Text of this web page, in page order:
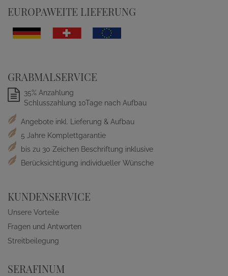
EUROPAWEITE LIEFERUNG
GRABMALSERVICE
35% Anzahlung
Schlusszahlung 10Tage nach Aufbau
Angebote inkl. Lieferung & Aufbau
5 Jahre Komplettgarantie
bis zu 30 Zeichen Beschriftung inklusive
Berücksichtigung individueller Wünsche
KUNDENSERVICE
Unsere Vorteile
Fragen und Antworten
Streitbeilegung
SERAFINUM